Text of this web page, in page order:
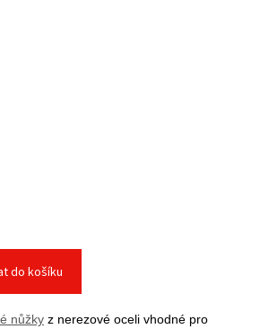
do košíku
nůžky z nerezové oceli vhodné pro